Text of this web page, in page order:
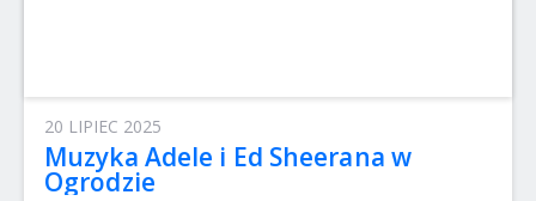
20 LIPIEC 2025
Muzyka Adele i Ed Sheerana w
Ogrodzie